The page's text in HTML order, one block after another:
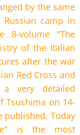
by the same
camp in
8-volume "The
of the Italian
after the war
Red Cross and
a very detailed
Tsushima on 14-
published. Today
is the most